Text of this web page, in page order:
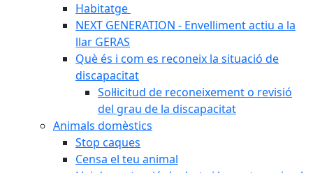
Habitatge
NEXT GENERATION - Envelliment actiu a la
llar GERAS
Què és i com es reconeix la situació de
discapacitat
Sol·licitud de reconeixement o revisió
del grau de la discapacitat
Animals domèstics
Stop caques
Censa el teu animal